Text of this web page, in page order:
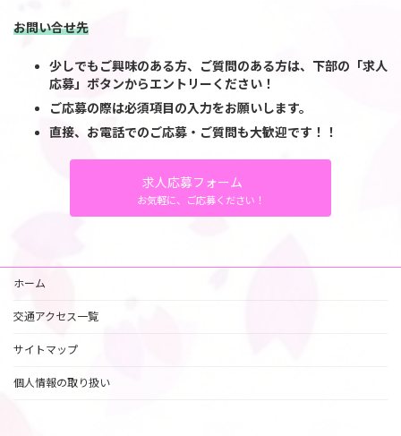
お問い合せ先
少しでもご興味のある方、ご質問のある方は、下部の「求人
応募」ボタンからエントリーください！
ご応募の際は必須項目の入力をお願いします。
直接、お電話でのご応募・ご質問も大歓迎です！！
求人応募フォーム
お気軽に、ご応募ください！
ホーム
交通アクセス一覧
サイトマップ
個人情報の取り扱い